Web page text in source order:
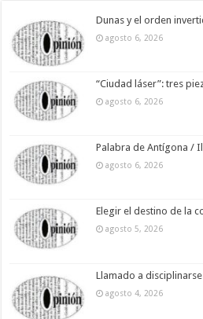
Dunas y el orden
agosto 6, 2026
“Ciudad láser”: tres
agosto 6, 2026
Palabra de Antígona /
agosto 6, 2026
Elegir el destino de la
agosto 5, 2026
Llamado a disciplinarse
agosto 4, 2026